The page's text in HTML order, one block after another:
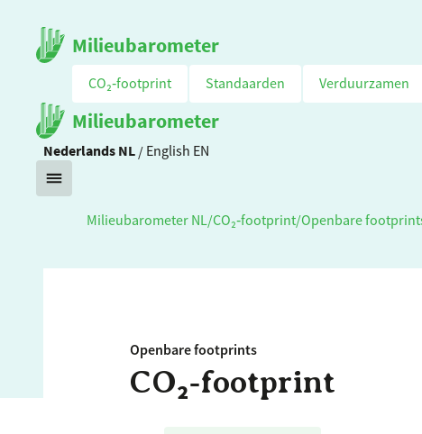
Milieubarometer
CO₂‑footprint Standaarden Verduurzamen
Milieubarometer
Nederlands NL / English EN
Milieubarometer NL /CO₂‑footprint/Openbare
Openbare footprints
CO₂‑footprint